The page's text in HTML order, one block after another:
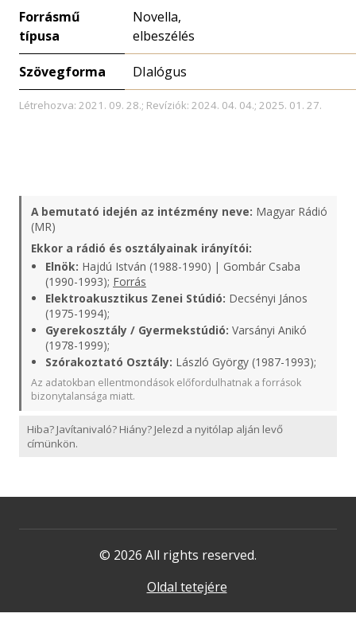
Forrásmű
típusa
Novella,
elbeszélés
Szövegforma DIalógus
Létrehozva: 2021. 09. 28.; Revíziók: 2024. 04. 04.; 2025. 01. 27.
A bemutató idején az intézmény neve: Magyar Rádió
(MR)
Ekkor a rádió és osztályainak irányítói:
Elnök: Hajdú István (1988-1990) | Gombár Csaba
(1990-1993); Forrás
Elektroakusztikus Zenei Stúdió: Decsényi János
(1975-1994);
Gyerekosztály / Gyermekstúdió: Varsányi Anikó
(1978-1999);
Szórakoztató Osztály: László György (1987-1993);
Az adatokban ellentmondások előfordulhatnak a források
bizonytalansága miatt.
Hiba? Javítanivaló? Hiány? Jelezd a nyitólap alján levő
címünkön.
© 2026 All rights reserved.
Oldal tetejére